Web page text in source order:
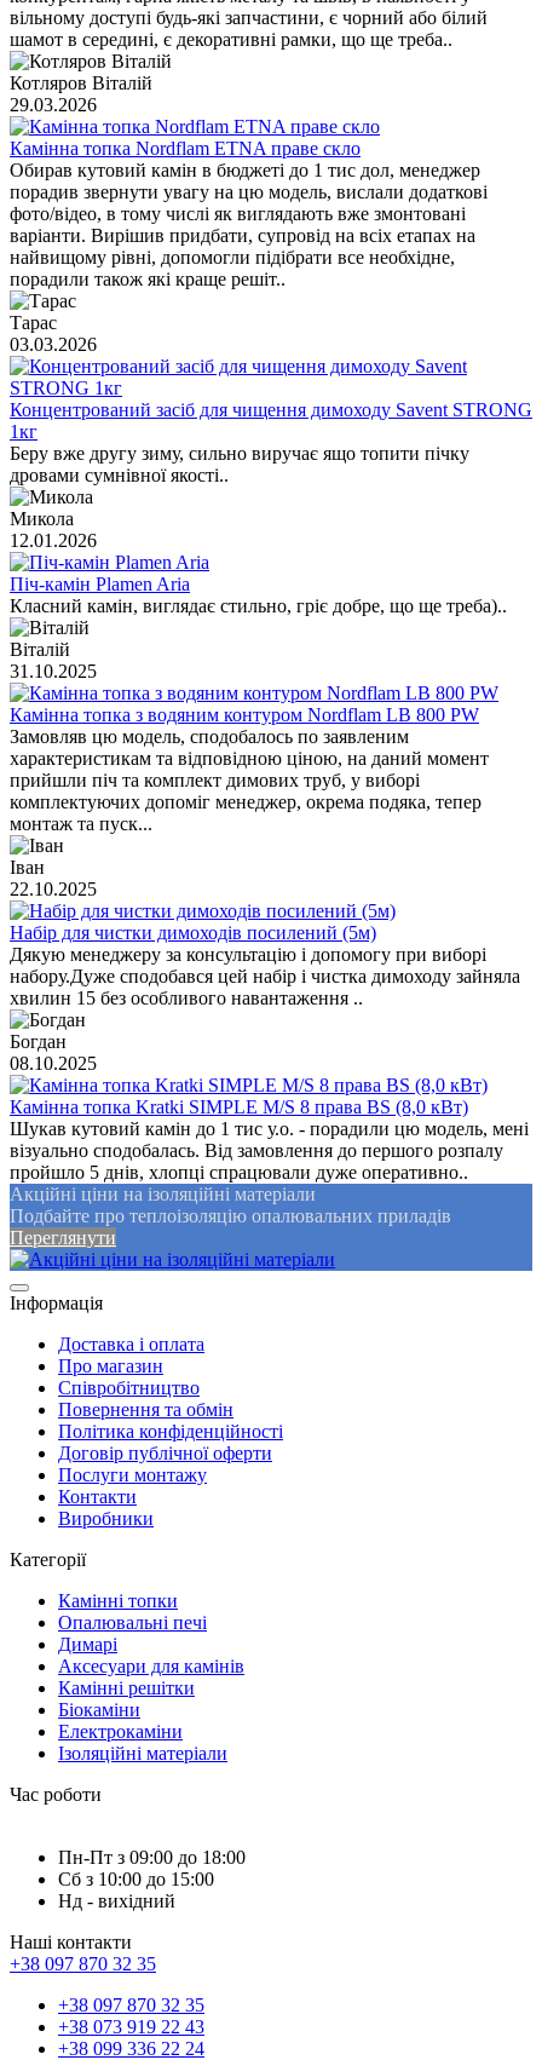
вільному доступі будь-які запчастини, є чорний або білий
шамот в середині, є декоративні рамки, що ще треба..
Котляров Віталій
29.03.2026
Камінна топка Nordflam ETNA праве скло
Обирав кутовий камін в бюджеті до 1 тис дол, менеджер
порадив звернути увагу на цю модель, вислали додаткові
фото/відео, в тому числі як виглядають вже змонтовані
варіанти. Вирішив придбати, супровід на всіх етапах на
найвищому рівні, допомогли підібрати все необхідне,
порадили також які краще решіт..
Тарас
03.03.2026
Концентрований засіб для чищення димоходу Savent STRONG
1кг
Беру вже другу зиму, сильно виручає ящо топити пічку
дровами сумнівної якості..
Микола
12.01.2026
Піч-камін Plamen Aria
Класний камін, виглядає стильно, гріє добре, що ще треба)..
Віталій
31.10.2025
Камінна топка з водяним контуром Nordflam LB 800 PW
Замовляв цю модель, сподобалось по заявленим
характеристикам та відповідною ціною, на даний момент
прийшли піч та комплект димових труб, у виборі
комплектуючих допоміг менеджер, окрема подяка, тепер
монтаж та пуск...
Іван
22.10.2025
Набір для чистки димоходів посилений (5м)
Дякую менеджеру за консультацію і допомогу при виборі
набору.Дуже сподобався цей набір і чистка димоходу зайняла
хвилин 15 без особливого навантаження ..
Богдан
08.10.2025
Камінна топка Kratki SIMPLE M/S 8 права BS (8,0 кВт)
Шукав кутовий камін до 1 тис у.о. - порадили цю модель, мені
візуально сподобалась. Від замовлення до першого розпалу
пройшло 5 днів, хлопці спрацювали дуже оперативно..
Акційні ціни на ізоляційні матеріали
Подбайте про теплоізоляцію опалювальних приладів
Переглянути
Інформація
Доставка і оплата
Про магазин
Співробітництво
Повернення та обмін
Політика конфіденційності
Договір публічної оферти
Послуги монтажу
Контакти
Виробники
Категорії
Камінні топки
Опалювальні печі
Димарі
Аксесуари для камінів
Камінні решітки
Біокаміни
Електрокаміни
Ізоляційні матеріали
Час роботи
Пн-Пт з 09:00 до 18:00
Сб з 10:00 до 15:00
Нд - вихідний
Наші контакти
+38 097 870 32 35
+38 097 870 32 35
+38 073 919 22 43
+38 099 336 22 24